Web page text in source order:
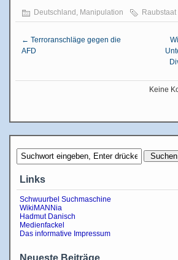
Deutschland , Manipulation Raubstaat
← Terroranschläge gegen die
AFD
Keine
Links
Schwuurbel Suchmaschine
WikiMANNia
Hadmut Danisch
Medienfackel
Das informative Impressum